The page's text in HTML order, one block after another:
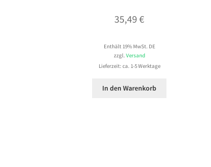
35,49€
Enthält 19% MwSt. DE
zzgl. Versand
Lieferzeit: ca. 1-5 Werktage
In den Warenkorb